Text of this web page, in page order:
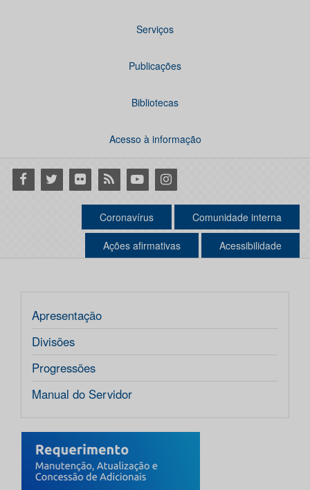
Serviços
Publicações
Bibliotecas
Acesso à informação
Facebook
Twitter Flickr RSS YoutubeInstagram
Coronavírus Comunidade interna
Ações afirmativas Acessibilidade
Apresentação
Divisões
Progressões
Manual do Servidor